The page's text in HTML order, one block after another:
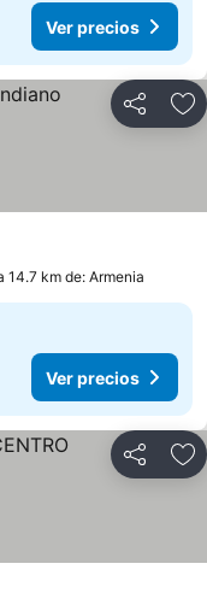
Ver precios
Compartir
14.7 km de: Armenia
Ver precios
Compartir